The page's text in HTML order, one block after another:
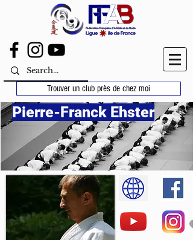
Trouver un club près de chez moi
Pierre-Franck Ehster